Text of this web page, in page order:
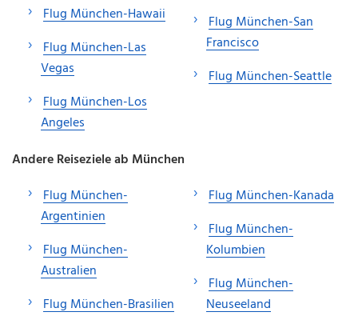
Flug München-Hawaii
Flug München-Las
Vegas
Flug München-Los
Angeles
Flug München-San
Francisco
Flug München-Seattle
Andere Reiseziele ab München
Flug München-
Argentinien
Flug München-
Australien
Flug München-Brasilien
Flug München-Kanada
Flug München-
Kolumbien
Flug München-
Neuseeland